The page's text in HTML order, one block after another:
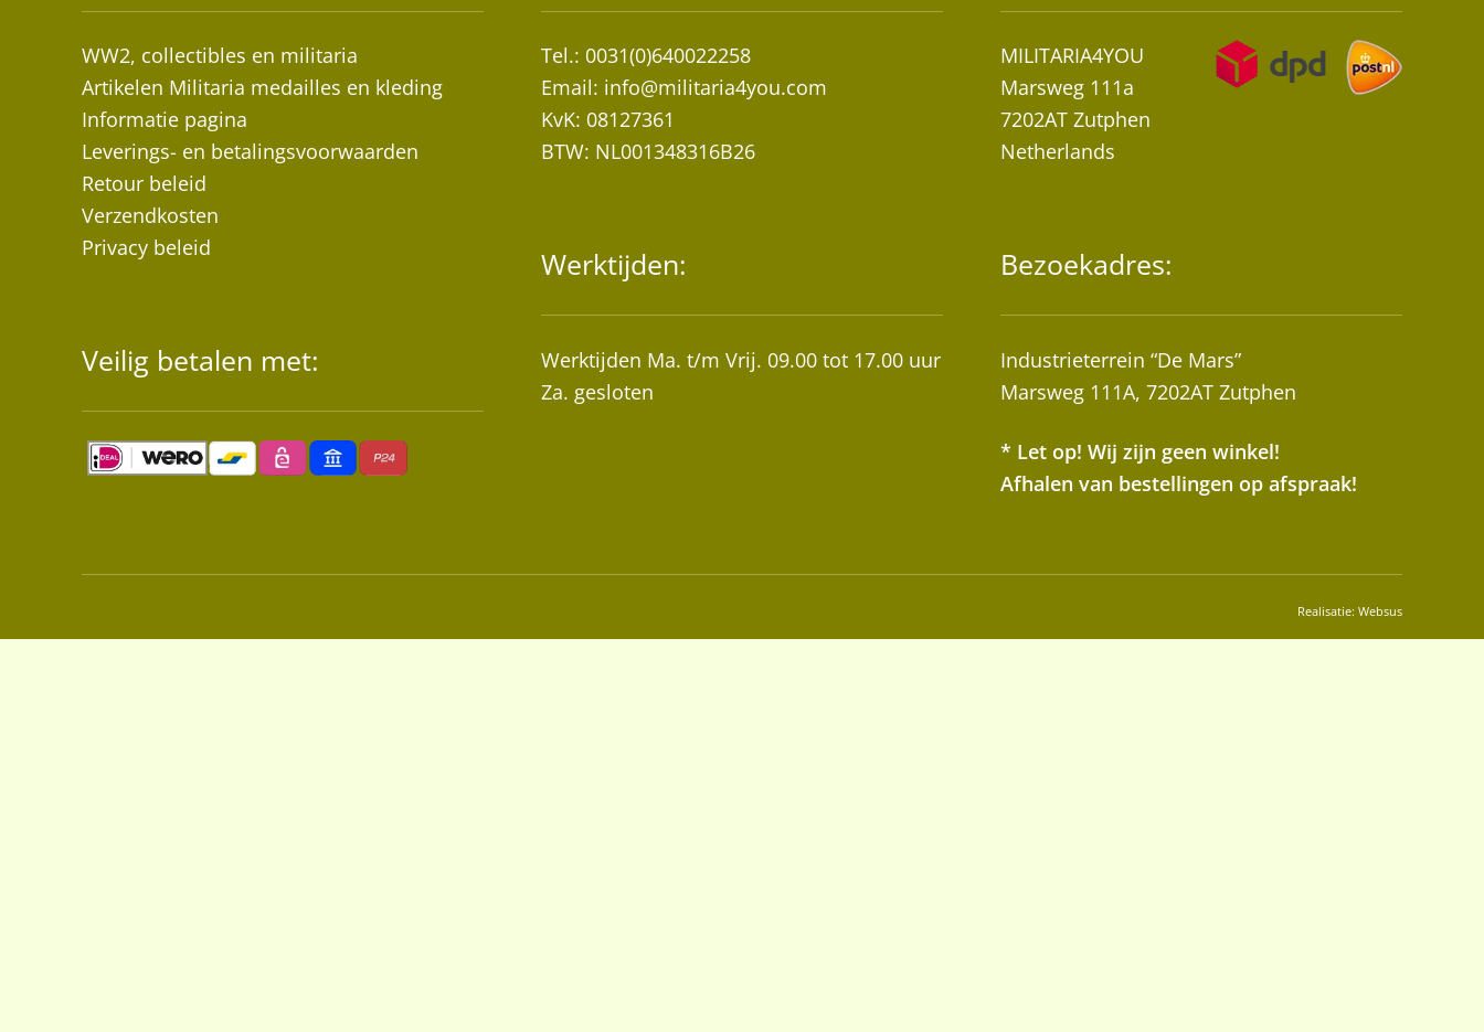
WW2, collectibles en militaria
Artikelen Militaria medailles en kleding
Informatie pagina
Leverings- en betalingsvoorwaarden
Retour beleid
Verzendkosten
Privacy beleid
Veilig betalen met:
Tel.: 0031(0)640022258
Email: info@militaria4you.com
KvK: 08127361
BTW: NL001348316B26
Werktijden:
Werktijden Ma. t/m Vrij. 09.00 tot 17.00 uur
Za. gesloten
MILITARIA4YOU
Marsweg 111a
7202AT Zutphen
Netherlands
Bezoekadres:
Industrieterrein “De Mars”
Marsweg 111A, 7202AT Zutphen
* Let op! Wij zijn geen winkel!
Afhalen van bestellingen op afspraak!
Realisatie:Websus